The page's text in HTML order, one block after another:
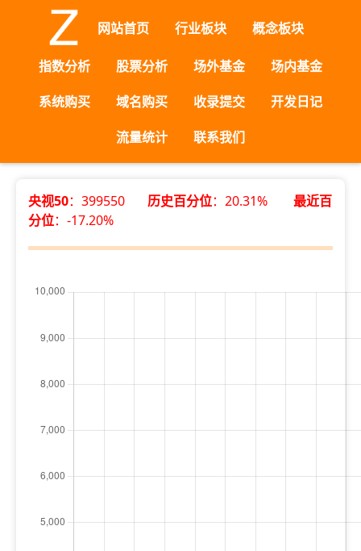
网站首页 行业板块 概念板块
指数分析 股票分析 场外基金
场内基金
系统购买
域名购买 收录提交
开发日记
流量统计
联系我们
央视50：399550 历史百分位：20.31% 最近百
分位：-17.20%